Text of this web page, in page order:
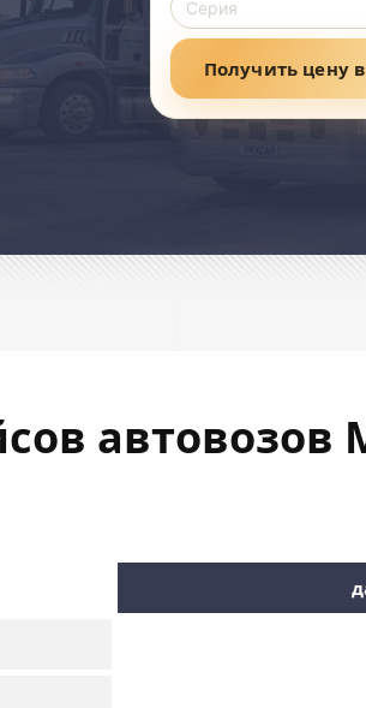
Получить цену
автовозов